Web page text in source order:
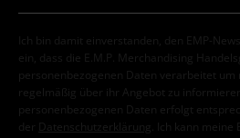
Ich bin damit einverstanden, den EMP-
ein, dass die E.M.P. Merchandising
personenbezogenen Daten verarbeitet um
regelmäßig über ihr Angebot zu
personenbezogenen Daten erfolgt
der
Datenschutzerklärung
. Ich kann